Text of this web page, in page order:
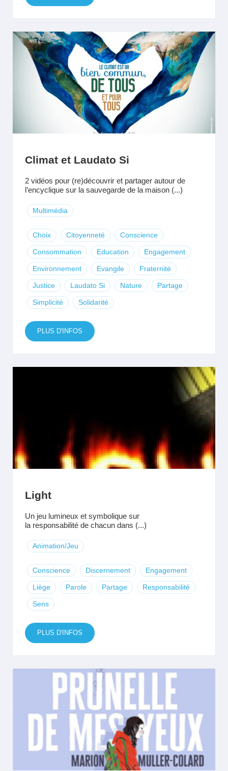
Climat et Laudato Si
2 vidéos pour (re)découvrir et partager autour de
l’encyclique sur la sauvegarde de la maison (...)
Multimédia
Choix Citoyenneté Conscience
Consommation Education Engagement
Environnement Evangile Fraternité
Justice Laudato Si Nature Partage
Simplicité Solidarité
PLUS D'INFOS
Light
Un jeu lumineux et symbolique sur
la responsabilité de chacun dans (...)
Animation/Jeu
Conscience Discernement Engagement
Liège Parole Partage Responsabilité
Sens
PLUS D'INFOS